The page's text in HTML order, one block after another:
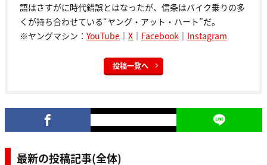
語はさすがに時代錯誤とはなったが、信条はバイク乗りの多
くが持ち合わせている“ヤング・アット・ハート”だ。
※ヤングマシン： YouTube ｜ X ｜ Facebook ｜ Instagram
投稿一覧へ
最新の投稿記事(全体)